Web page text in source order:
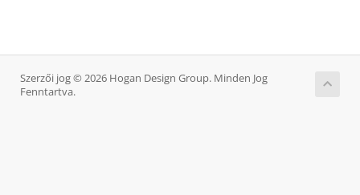
Szerzői jog © 2026 Hogan Design Group. Minden Jog
Fenntartva.